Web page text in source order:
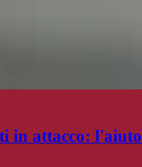
in attacco: l'aiuto